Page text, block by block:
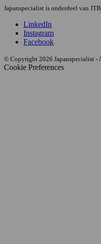
Japanspecialist is onderdeel van
LinkedIn
Instagram
Facebook
© Copyright 2026 Japanspecialist -
Cookie Preferences